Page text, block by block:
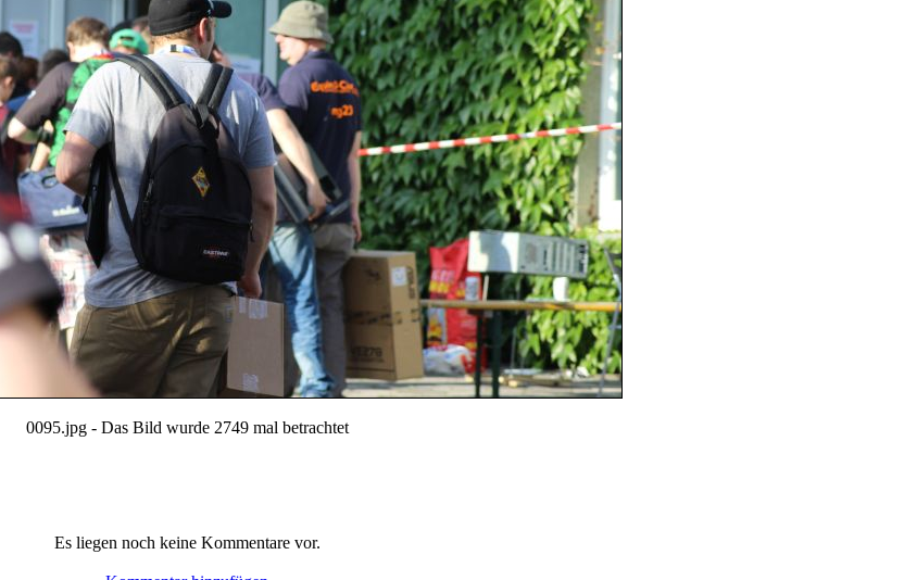
0095.jpg - Das Bild wurde 2749 mal betrachtet
Es liegen noch keine Kommentare vor.